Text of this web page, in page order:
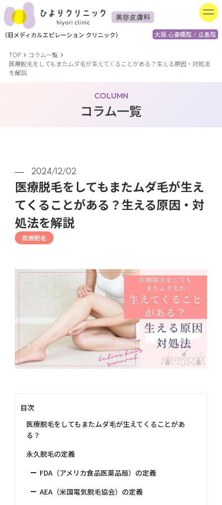
美容皮膚科
大阪 心斎橋院 / 広島院
（旧メディカルエピレーション クリニック）
TOP
コラム一覧
医療脱毛をしてもまたムダ毛が生えてくることがある？生える原因・対処法
を解説
COLUMN
コラム一覧
2024/12/02
医療脱毛をしてもまたムダ毛が生え
てくることがある？生える原因・対
処法を解説
医療脱毛
目次
医療脱毛をしてもまたムダ毛が生えてくることがあ
る？
永久脱毛の定義
FDA（アメリカ食品医薬品局）の定義
AEA（米国電気脱毛協会）の定義